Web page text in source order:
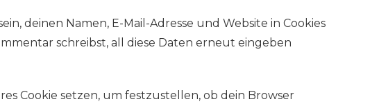
deinen Namen, E-Mail-Adresse und Website in Cookies
schreibst, all diese Daten erneut eingeben
Cookie setzen, um festzustellen, ob dein Browser